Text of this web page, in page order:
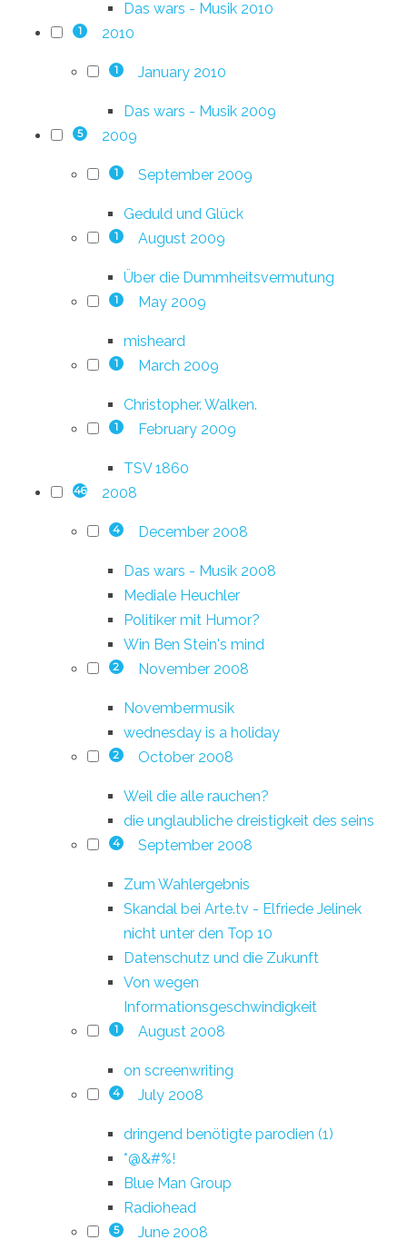
Das wars - Musik 2010
1 2010
1 January 2010
Das wars - Musik 2009
5 2009
1 September 2009
Geduld und Glück
1 August 2009
Über die Dummheitsvermutung
1 May 2009
misheard
1 March 2009
Christopher. Walken.
1 February 2009
TSV 1860
46 2008
4 December 2008
Das wars - Musik 2008
Mediale Heuchler
Politiker mit Humor?
Win Ben Stein's mind
2 November 2008
Novembermusik
wednesday is a holiday
2 October 2008
Weil die alle rauchen?
die unglaubliche dreistigkeit des seins
4 September 2008
Zum Wahlergebnis
Skandal bei Arte.tv - Elfriede Jelinek
nicht unter den Top 10
Datenschutz und die Zukunft
Von wegen
Informationsgeschwindigkeit
1 August 2008
on screenwriting
4 July 2008
dringend benötigte parodien (1)
*@&#%!
Blue Man Group
Radiohead
5 June 2008